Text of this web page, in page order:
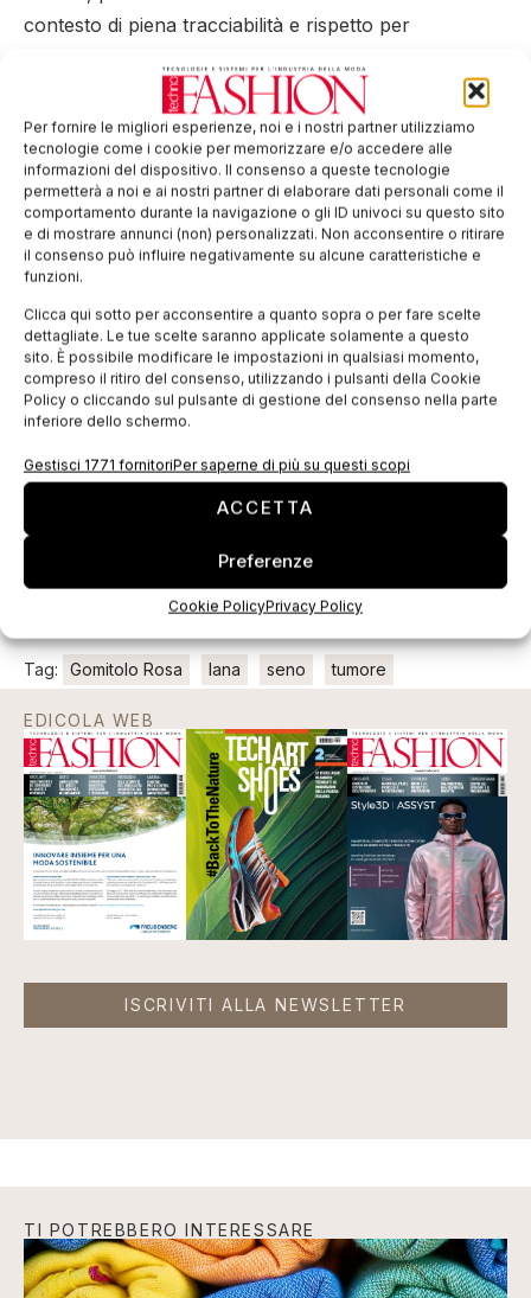
Per fornire le migliori esperienze, noi e i nostri partner utilizziamo
tecnologie come i cookie per memorizzare e/o accedere alle
informazioni del dispositivo. Il consenso a queste tecnologie
permetterà a noi e ai nostri partner di elaborare dati personali come il
comportamento durante la navigazione o gli ID univoci su questo sito
e di mostrare annunci (non) personalizzati. Non acconsentire o ritirare
il consenso può influire negativamente su alcune caratteristiche e
funzioni.
Clicca qui sotto per acconsentire a quanto sopra o per fare scelte
dettagliate. Le tue scelte saranno applicate solamente a questo
sito. È possibile modificare le impostazioni in qualsiasi momento,
compreso il ritiro del consenso, utilizzando i pulsanti della Cookie
Policy o cliccando sul pulsante di gestione del consenso nella parte
inferiore dello schermo.
Gestisci 1771 fornitoriPer saperne di più su questi scopi
ACCETTA
Preferenze
Cookie PolicyPrivacy Policy
contesto di piena tracciabilità e rispetto per
a Miagliano (Biella) .
Gomitolo Rosa : un colore rosa dalla formula
registrata che verrà usato in tutti i prodotti che man
mano nasceranno dalla fantasia e dalla creatività di
chi vorrà partecipare all’ iniziativa.
La stilista Emma Fassio sta progettando il primo
modello da indossare con la lana del Gomitolo Rosa
che dal 14 ottobre sarà scaricabile dal sito del
Gomitolo Rosawww.gomitolorosa.org
Il 15 ottobre è la giornata per la Salute del Seno in
tutta Europa ed il Gomitolo sarà disponibile fino a
“Gomitolo Rosa ” tornerà ogni 14 ottobre.
Tag: Gomitolo Rosa lana seno tumore
EDICOLA WEB
ISCRIVITI ALLA NEWSLETTER
TI POTREBBERO INTERESSARE